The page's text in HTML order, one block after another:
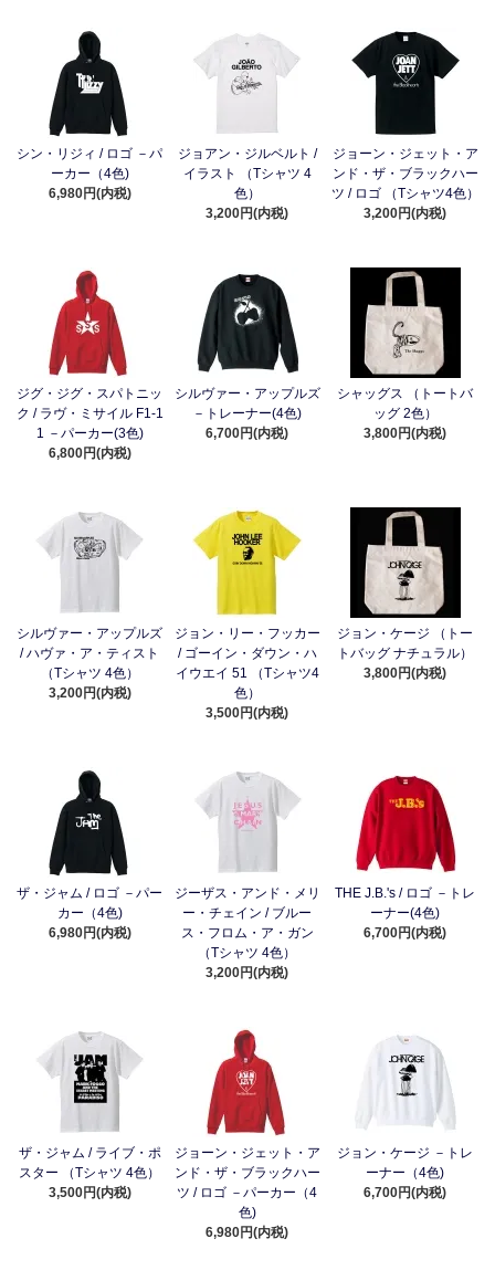
シン・リジィ / ロゴ －パ
ーカー（4色)
6,980円(内税)
ジョアン・ジルベルト /
イラスト （Tシャツ 4
色）
3,200円(内税)
ジョーン・ジェット・ア
ンド・ザ・ブラックハー
ツ / ロゴ （Tシャツ4色）
3,200円(内税)
ジグ・ジグ・スパトニッ
ク / ラヴ・ミサイル F1-1
1 －パーカー(3色)
6,800円(内税)
シルヴァー・アップルズ
－トレーナー(4色)
6,700円(内税)
シャッグス （トートバ
ッグ 2色）
3,800円(内税)
シルヴァー・アップルズ
/ ハヴァ・ア・ティスト
（Tシャツ 4色）
3,200円(内税)
ジョン・リー・フッカー
/ ゴーイン・ダウン・ハ
イウエイ 51 （Tシャツ4
色）
3,500円(内税)
ジョン・ケージ （トー
トバッグ ナチュラル）
3,800円(内税)
ザ・ジャム / ロゴ －パー
カー（4色)
6,980円(内税)
ジーザス・アンド・メリ
ー・チェイン / ブルー
ス・フロム・ア・ガン
（Tシャツ 4色）
3,200円(内税)
THE J.B.'s / ロゴ －トレ
ーナー(4色)
6,700円(内税)
ザ・ジャム / ライブ・ポ
スター （Tシャツ 4色）
3,500円(内税)
ジョーン・ジェット・ア
ンド・ザ・ブラックハー
ツ / ロゴ －パーカー（4
色)
6,980円(内税)
ジョン・ケージ －トレ
ーナー（4色)
6,700円(内税)